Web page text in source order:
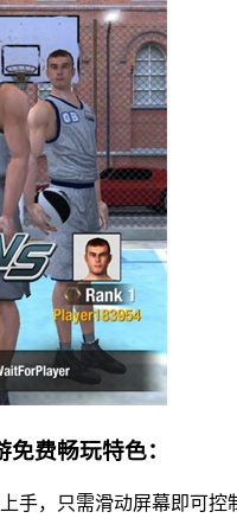
费畅玩特色：
手，只需滑动屏幕即可控